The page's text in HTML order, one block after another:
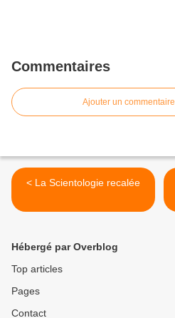
Commentaires
Ajouter un commentaire
< La Scientologie recalée
Hébergé par Overblog
Top articles
Pages
Contact